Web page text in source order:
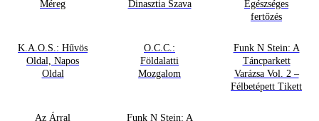
Méreg
Dinasztia Szava
Egészséges
fertőzés
K.A.O.S.: Hűvös
Oldal, Napos
Oldal
O.C.C.:
Földalatti
Mozgalom
Funk N Stein: A
Táncparkett
Varázsa Vol. 2 –
Félbetépett Tikett
Az Árral Funk N Stein: A